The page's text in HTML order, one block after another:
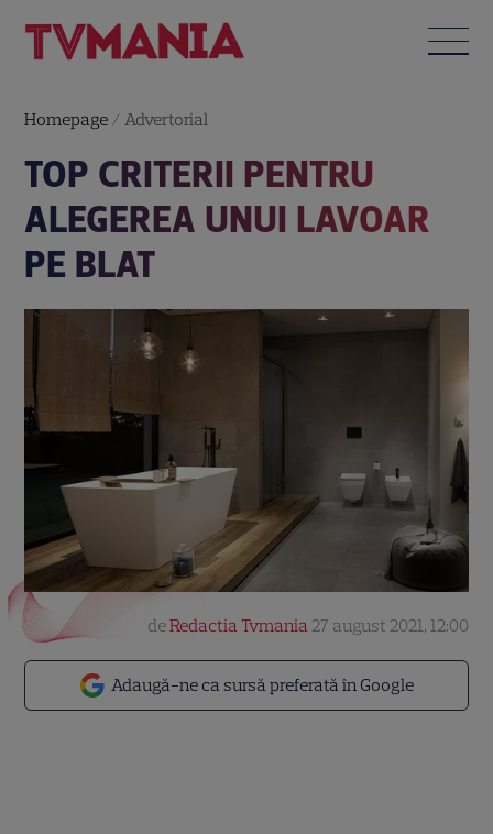
Homepage / Advertorial
TOP CRITERII PENTRU
ALEGEREA UNUI LAVOAR
PE BLAT
Adaugă-ne ca sursă preferată în Google
deRedactia Tvmania 27 august 2021, 12:00